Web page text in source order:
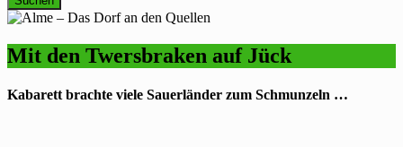
Mit den Twersbraken auf Jück
Kabarett brachte viele Sauerländer zum Schmunzeln …